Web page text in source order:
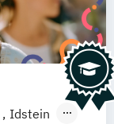
Idstein